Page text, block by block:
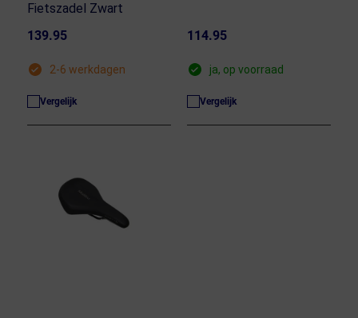
Fietszadel Zwart
139.95
2-6 werkdagen
Vergelijk
114.95
ja, op voorraad
Vergelijk